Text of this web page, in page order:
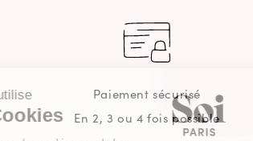
Paiement sécurisé
En 2, 3 ou 4 fois possible
Continuer sans accepter
Ce site utilise
des Cookies